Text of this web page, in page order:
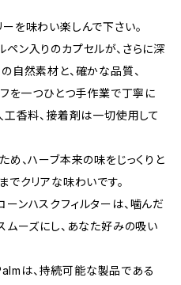
を味わい楽しんで下さい。
ン入りのカプセルが、さらに深
自然素材と、確かな品質、
を一つひとつ手作業で丁寧に
工香料、接着剤は一切使用して
め、ハーブ本来の味をじっくりと
でクリアな味わいです。
ンハスクフィルターは、噛んだ
ムーズにし、あなた好みの吸い
は、持続可能な製品である